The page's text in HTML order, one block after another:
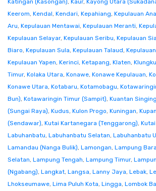
Katingan (Kasongan), Kaur, Kayong Utara
Keerom, Kendal, Kendari, Kepahiang, Kepulauan
Aru, Kepulauan Mentawai, Kepulauan Meranti,
Kepulauan Selayar, Kepulauan Seribu, Kepulauan
Biaro, Kepulauan Sula, Kepulauan Talaud,
Kepulauan Yapen, Kerinci, Ketapang, Klaten,
Timur, Kolaka Utara, Konawe, Konawe Kepulauan,
Konawe Utara, Kotabaru, Kotamobagu,
Bun), Kotawaringin Timur (Sampit), Kuantan
(Sungai Raya), Kudus, Kulon Progo, Kuningan,
(Sendawar), Kutai Kartanegara (Tenggarong),
Labuhanbatu, Labuhanbatu Selatan, Labuhanbatu
Lamandau (Nanga Bulik), Lamongan, Lampung
Selatan, Lampung Tengah, Lampung Timur,
(Ngabang), Langkat, Langsa, Lanny Jaya, Lebak,
Lhokseumawe, Lima Puluh Kota, Lingga, Lombok